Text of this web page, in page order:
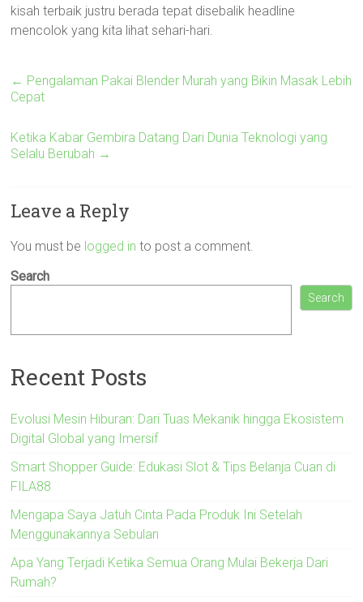
kisah terbaik justru berada tepat disebalik headline
mencolok yang kita lihat sehari-hari.
← Pengalaman Pakai Blender Murah yang Bikin Masak Lebih
Cepat
Ketika Kabar Gembira Datang Dari Dunia Teknologi yang
Selalu Berubah →
Leave a Reply
You must be logged in to post a comment.
Search
Search
Recent Posts
Evolusi Mesin Hiburan: Dari Tuas Mekanik hingga Ekosistem
Digital Global yang Imersif
Smart Shopper Guide: Edukasi Slot & Tips Belanja Cuan di
FILA88
Mengapa Saya Jatuh Cinta Pada Produk Ini Setelah
Menggunakannya Sebulan
Apa Yang Terjadi Ketika Semua Orang Mulai Bekerja Dari
Rumah?